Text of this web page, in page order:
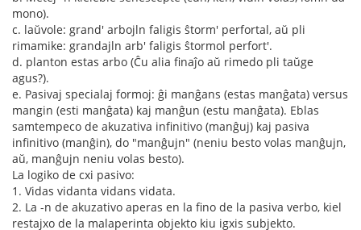
mono).
c. laŭvole: grand' arbojln faligis ŝtorm' perfortal, aŭ pli
rimamike: grandajln arb' faligis ŝtormol perfort'.
d. planton estas arbo (Ĉu alia finaĵo aŭ rimedo pli taŭge
agus?).
e. Pasivaj specialaj formoj: ĝi manĝans (estas manĝata) versus
mangin (esti manĝata) kaj manĝun (estu manĝata). Eblas
samtempeco de akuzativa infinitivo (manĝuj) kaj pasiva
infinitivo (manĝin), do "manĝujn" (neniu besto volas manĝujn,
aŭ, manĝujn neniu volas besto).
La logiko de cxi pasivo:
1. Vidas vidanta vidans vidata.
2. La -n de akuzativo aperas en la fino de la pasiva verbo, kiel
restajxo de la malaperinta objekto kiu igxis subjekto.